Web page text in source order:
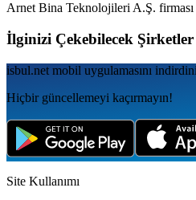
Arnet Bina Teknolojileri A.Ş.
İlginizi Çekebilecek Şirketler
isbul.net mobil uygulamаsını
Hiçbir güncellemeyi kaçırmayın!
Site Kullanımı